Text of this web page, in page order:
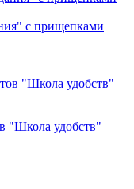
с прищепками
"Школа удобств"